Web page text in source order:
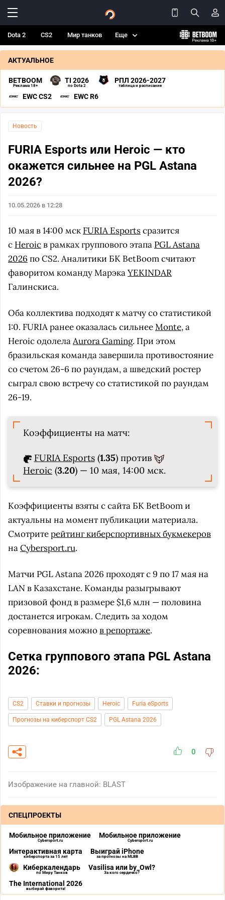
Dota 2 CS2 Мир танков Еще
АКТУАЛЬНОЕ
BETBOOM
Реклама 18+
TI 2026
по Dota 2
РПЛ 2026-2027
таблица и расписание
EWC CS2 EWC R6
Новость
FURIA Esports или Heroic — кто
окажется сильнее на PGL Astana
2026?
10.05.2026 в 12:28
10 мая в 14:00 мск FURIA Esportsсразится
с Heroicв рамках группового этапа PGL Astana
2026 по CS2. Аналитики БК BetBoom считают
фаворитом команду МарэкаYEKINDAR
Галинскиса.
Оба коллектива подходят к матчу со статистикой
1:0. FURIA ранее оказалась сильнееMonte, а
Heroic одолелаAurora Gaming. При этом
бразильская команда завершила противостояние
со счетом 26-6 по раундам, а шведский ростер
сыграл свою встречу со статистикой по раундам
26-19.
Коэффициенты на матч:
FURIA Esports(1.35) против
Heroic (3.20) — 10 мая, 14:00 мск.
Коэффициенты взяты с сайта БК BetBoom и
актуальны на момент публикации материала.
Смотритерейтинг киберспортивных букмекеров
наCybersport.ru.
Матчи PGL Astana 2026 проходят с 9 по 17 мая на
LAN в Казахстане. Команды разыгрывают
призовой фонд в размере $1,6 млн — половина
достанется игрокам. Следить за ходом
соревнования можнов репортаже.
Сетка группового этапа PGL Astana
2026:
CS2 Ставки и прогнозы Heroic Furia eSports
Прогнозы на киберспорт CS2 PGL Astana 2026
0
Изображение на главной: BLAST
СПЕЦПРОЕКТЫ
Мобильное приложение
Cybersport.ru
Мобильное приложение
Cybersport.ru
Интерактивная карта
киберспорта за 15 лет
Выиграй iPhone
за прогнозы на MLBB
Киберкалендарь
по Миру Танков
Vasilisa или by_Owl?
За кого сердечко?
The International 2026
выбирай фаворита!